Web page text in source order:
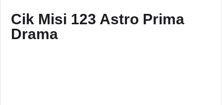
Cik Misi 123 Astro Prima
Drama